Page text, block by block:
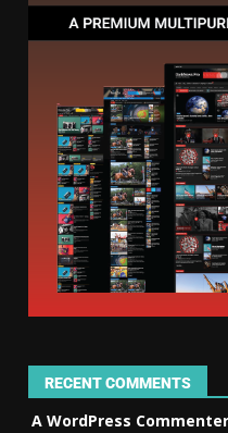
RECENT COMMENTS
A WordPress Commenter